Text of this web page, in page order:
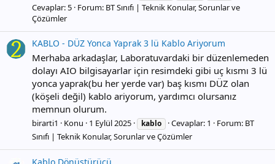
Cevaplar: 5 Forum: BT Sınıfı | Teknik Konular, Sorunlar ve
Çözümler
KABLO - DÜZ Yonca Yaprak 3 lü Kablo Ariyorum
Merhaba arkadaşlar, Laboratuvardaki bir düzenlemeden
dolayı AIO bilgisayarlar için resimdeki gibi uç kısmı 3 lü
yonca yaprak(bu her yerde var) baş kısmı DÜZ olan
(köşeli değil) kablo ariyorum, yardımcı olursanız
memnun olurum.
birarti1 Konu 1 Eylül 2025 kablo Cevaplar: 1 Forum: BT
Sınıfı | Teknik Konular, Sorunlar ve Çözümler